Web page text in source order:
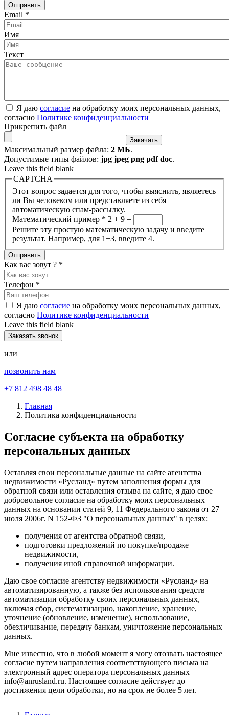
Email *
Имя
Текст
Я даю согласие на обработку моих персональных данных,
согласно Политике конфиденциальности
Прикрепить файл
Максимальный размер файла: 2 МБ.
Допустимые типы файлов: jpg jpeg png pdf doc.
Leave this field blank
CAPTCHA
Этот вопрос задается для того, чтобы выяснить, являетесь
ли Вы человеком или представляете из себя
автоматическую спам-рассылку.
Математический пример * 2 + 9 =
Решите эту простую математическую задачу и введите
результат. Например, для 1+3, введите 4.
Как вас зовут ? *
Телефон *
Я даю согласие на обработку моих персональных данных,
согласно Политике конфиденциальности
Leave this field blank
или
позвонить нам
+7 812 498 48 48
Главная
Политика конфиденциальности
Согласие субъекта на обработку
персональных данных
Оставляя свои персональные данные на сайте агентства
недвижимости «Русланд» путем заполнения формы для
обратной связи или оставления отзыва на сайте, я даю свое
добровольное согласие на обработку моих персональных
данных на основании статей 9, 11 Федерального закона от 27
июля 2006г. N 152-ФЗ "О персональных данных" в целях:
получения от агентства обратной связи,
подготовки предложений по покупке/продаже
недвижимости,
получения иной справочной информации.
Даю свое согласие агентству недвижимости «Русланд» на
автоматизированную, а также без использования средств
автоматизации обработку своих персональных данных,
включая сбор, систематизацию, накопление, хранение,
уточнение (обновление, изменение), использование,
обезличивание, передачу банкам, уничтожение персональных
данных.
Мне известно, что в любой момент я могу отозвать настоящее
согласие путем направления соответствующего письма на
электронный адрес оператора персональных данных
info@anrusland.ru. Настоящее согласие действует до
достижения цели обработки, но на срок не более 5 лет.